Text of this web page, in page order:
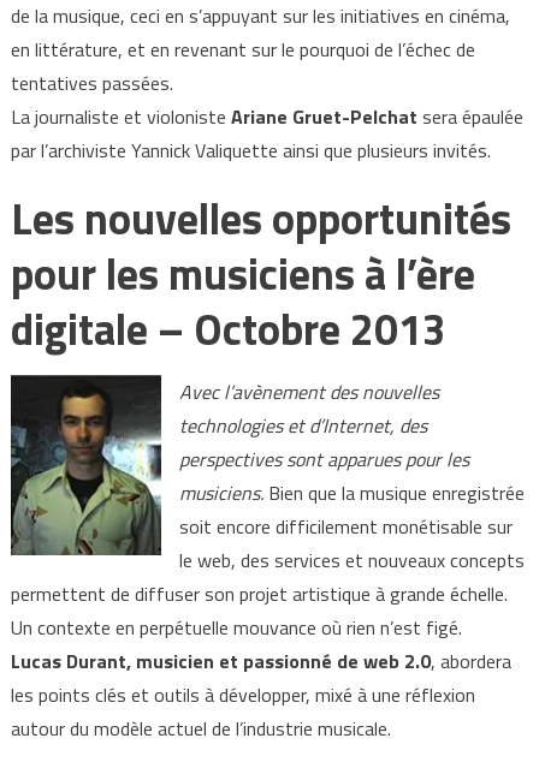
de la musique, ceci en s’appuyant sur les initiatives en cinéma,
en littérature, et en revenant sur le pourquoi de l’échec de
tentatives passées.
La journaliste et violoniste Ariane Gruet-Pelchat sera épaulée
par l’archiviste Yannick Valiquette ainsi que plusieurs invités.
Les nouvelles opportunités
pour les musiciens à l’ère
digitale – Octobre 2013
Avec l’avènement des nouvelles
technologies et d’Internet, des
perspectives sont apparues pour les
musiciens.Bien que la musique enregistrée
soit encore difficilement monétisable sur
le web, des services et nouveaux concepts
permettent de diffuser son projet artistique à grande échelle.
Un contexte en perpétuelle mouvance où rien n’est figé.
Lucas Durant, musicien et passionné de web 2.0, abordera
les points clés et outils à développer, mixé à une réflexion
autour du modèle actuel de l’industrie musicale.